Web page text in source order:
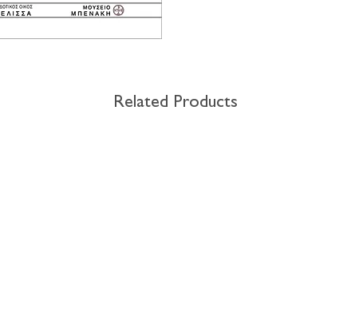
Related Products